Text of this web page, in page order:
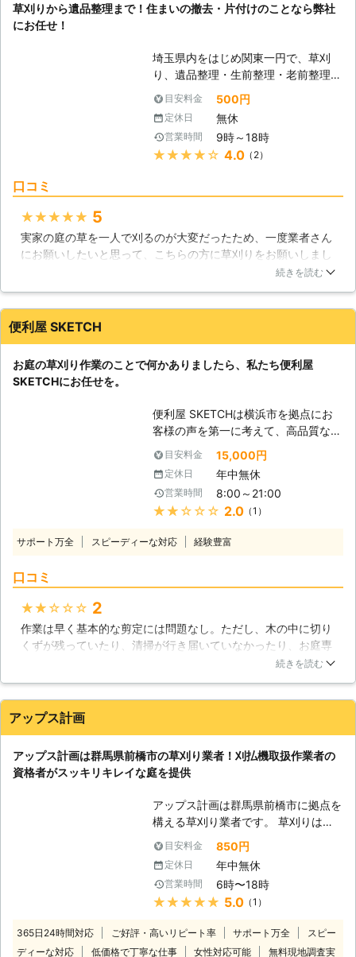
ております。 草刈り後の雑草の後処
現地調査をしっかりとおこないお見積
りを提示いたします！ 草刈り業務は
現場の状況によって金額も変わってき
ますので、現場での事前調査をしっか
りとおこない、お見積りを提示させて
いただきます。（別途基本料金が掛か
ります。） 草刈りのことで何かあり
岐阜市・埼玉県・沖縄県を中心に地域
さい。 対応エリア内であれば、1時間
程度でお伺いします。最近大変予約が
混み合いリピーターも増えておりま
す。お早目の予約をお願いいたしま
す。
草刈りから遺品整理まで！住まいの撤去・片付けのことなら弊社
にお任せ！
埼玉県内をはじめ関東一円で、草刈
り、遺品整理・生前整理・老前整理、
放置自転車の撤去、内装解体工事、急
な倒産・競売物件の撤去片付などを承
っております。 個人様から法人様ま
で、ご依頼頂いた対応可能業務を、丁
寧に責任を持って迅速に遂行いたしま
か？種無しで植物は生えませんので
一見無いように見えても、例えば風に
乗って種子が飛んできたり、鳥や昆虫
に付着して運ばれたり、土に含まれて
いた種が成長するなどして、雑草は生
いようにするのは非常に困難です。加
えて、雑草の成長スピードは著しく、
数日放置しただけでも何センチも伸
見えないほどに繁殖するほどの成長力
があります。そうなってしまっては、
草刈りも大変な重労働になります。ま
た、どんな危険生物が潜んでいるかわ
からないところで草刈りするのはちょ
っと怖いですよね。 そんな時は是非
弊社にお任せください。経験豊富で、
ります。
目安料金 500円
定休日 無休
営業時間 9時～18時
★★★★★ 4.0（2）
口コミ
★★★★★ 5
実家の庭の草を一人で刈るのが大変だったため、一度業者さん
にお願いしたいと思って、こちらの方に草刈りをお願いしまし
た。かなり広い敷地内の草刈りだったにも関わらず、作業は半
が気になっていましたが、まず最初に大体の費用を提示しても
らえたのでよかったです。費用も予想より安くなり、刈った草
います。
続きを読む
便利屋 SKETCH
お庭の草刈り作業のことで何かありましたら、私たち便利屋
SKETCHにお任せを。
便利屋 SKETCHは横浜市を拠点にお
客様の声を第一に考えて、高品質なサ
ービスを提供しております。 業務内
容につきましては便利屋業(不用品回
収・遺品整理・剪定・伐採・ハウスク
リーニングetc)でお客様のお悩みを私
たちが解決いたします！ お客様に信
闘中！ 小さなものから大きなものま
【便利屋 SKETCHの草刈りについ
て】 弊社では草刈りのご依頼もお受
けしております。 こんな時には私た
ちにご相談ください。 ・草むしりを
する時間がなくて悩んでいる ・管理
している ・迅速、丁寧に対応してほ
しい etc... 【現地無料調査では】 お
客様の現地状況を確認し、無料お見積
りをいたします。 状況やお見積りを
わかりやすく説明いたしますのでお任
せください。 草刈り場所の状況確認
と、対策のご提案をいたします。経験
豊富で実績豊富なベテランスタッフが
お伺いしますのでご安心を。 常にお
客様目線での作業を心掛けております
ん。
目安料金 15,000円
定休日 年中無休
営業時間 8:00～21:00
★★★★★ 2.0（1）
サポート万全 スピーディーな対応 経験豊富
口コミ
★★★★★ 2
作業は早く基本的な剪定には問題なし。ただし、木の中に切り
くずが残っていたり、清掃が行き届いていなかったり、お庭専
門の業者ではない感じで残念だった。施工や処理の丁寧さが、
うに見えて近づいてみたら、木が枯れているのではなく、切り
くずが残っていてそれが枯れているとわかった。
神奈川県 茅ヶ崎市 2022年04月24日
続きを読む
アップス計画
アップス計画は群馬県前橋市の草刈り業者！刈払機取扱作業者の
資格者がスッキリキレイな庭を提供
アップス計画は群馬県前橋市に拠点を
構える草刈り業者です。 草刈りは勿
論のこと、剪定・伐採・砂利敷きなど
お庭に関するご依頼をトータルでサポ
ートしております。 中でも草刈り
は、5月頃から気候が暖かくなり、雑
草の成長も活発になるため、お客様の
頼をいただくケースもございます。
目安料金 850円
定休日 年中無休
営業時間 6時〜18時
★★★★★ 5.0（1）
365日24時間対応 ご好評・高いリピート率 サポート万全
スピー
ディーな対応
低価格で丁寧な仕事 女性対応可能
無料現地調査実